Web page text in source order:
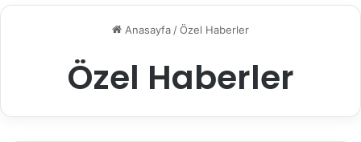
Anasayfa /Özel Haberler
Özel Haberler